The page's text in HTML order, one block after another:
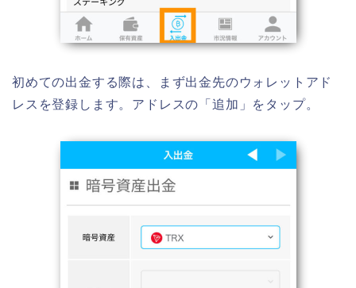
初めての出金する際は、まず出金先のウォレットアド
レスを登録します。アドレスの「追加」をタップ。